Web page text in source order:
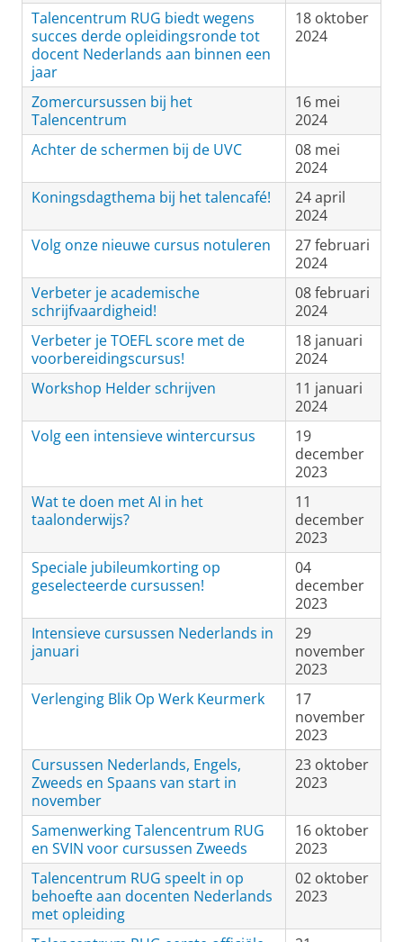
Talencentrum RUG biedt wegens
succes derde opleidingsronde tot
docent Nederlands aan binnen een
jaar
18 oktober
2024
Zomercursussen bij het
Talencentrum
16 mei
2024
Achter de schermen bij de UVC
08 mei
2024
Koningsdagthema bij het talencafé!
24 april
2024
Volg onze nieuwe cursus notuleren
27 februari
2024
Verbeter je academische
schrijfvaardigheid!
08 februari
2024
Verbeter je TOEFL score met de
voorbereidingscursus!
18 januari
2024
Workshop Helder schrijven
11 januari
2024
Volg een intensieve wintercursus
19
december
2023
Wat te doen met AI in het
taalonderwijs?
11
december
2023
Speciale jubileumkorting op
geselecteerde cursussen!
04
december
2023
Intensieve cursussen Nederlands in
januari
29
november
2023
Verlenging Blik Op Werk Keurmerk
17
november
2023
Cursussen Nederlands, Engels,
Zweeds en Spaans van start in
november
23 oktober
2023
Samenwerking Talencentrum RUG
en SVIN voor cursussen Zweeds
16 oktober
2023
Talencentrum RUG speelt in op
behoefte aan docenten Nederlands
met opleiding
02 oktober
2023